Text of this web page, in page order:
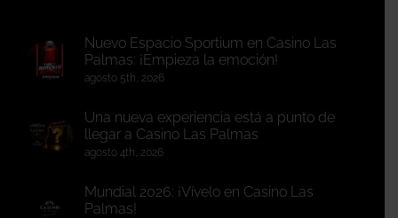
Nuevo Espacio Sportium en Casino Las
Palmas: ¡Empieza la emoción!
agosto 5th, 2026
Una nueva experiencia está a punto de
llegar a Casino Las Palmas
agosto 4th, 2026
Mundial 2026: ¡Vívelo en Casino Las
Palmas!